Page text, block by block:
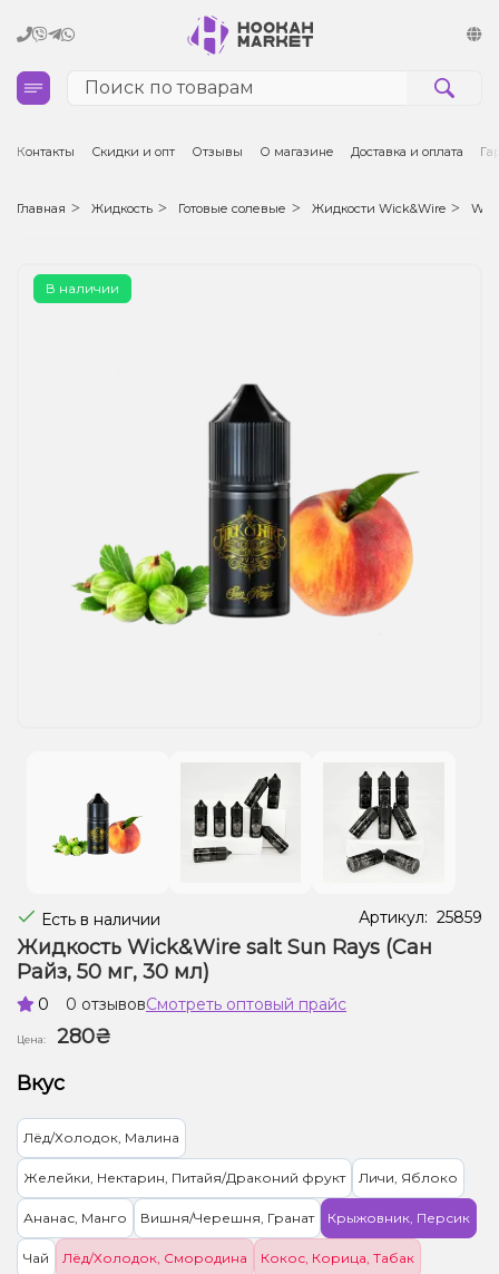
Кальяны
Табак для кальяна и кальянные смеси
Чаши для кальяна
Электронные сигареты (POD)
Комплектующие для POD
Жидкости для электронных сигарет
Подарочные наборы
Контакты Скидки и опт Отзывы О магазине Доставка и оплата
Главная Жидкость Готовые солевые Жидкости Wick&Wire
В наличии
Есть в наличии Артикул: 25859
Жидкость Wick&Wire salt Sun Rays (Сан
Райз, 50 мг, 30 мл)
0 0 отзывовСмотреть оптовый прайс
Цена:
280₴
Вкус
Лёд/Холодок, Малина
Желейки, Нектарин, Питайя/Драконий фрукт Личи, Яблоко
Ананас, Манго Вишня/Черешня, Гранат Крыжовник, Персик
Чай Лёд/Холодок, Смородина Кокос, Корица, Табак